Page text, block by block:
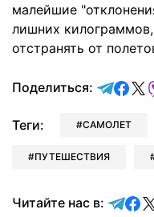
малейшие
лишних
отстранять от
Поделиться:
Теги: САМОЛЕТ
ПУТЕШЕСТВИЯ
Читайте нас в: